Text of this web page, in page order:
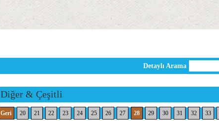
Detaylı Arama
Diğer & Çeşitli
Geri 20 21 22 23 24 25 26 27 28 29 30 31 32 33